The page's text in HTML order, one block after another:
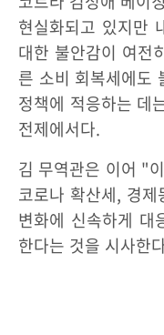
현실화되고 있지만
대한 불안감이 여전
른 소비 회복세에도
정책에 적응하는 데
전제에서다.
김 무역관은 이어 "
코로나 확산세, 경
변화에 신속하게 대
한다는 것을 시사한